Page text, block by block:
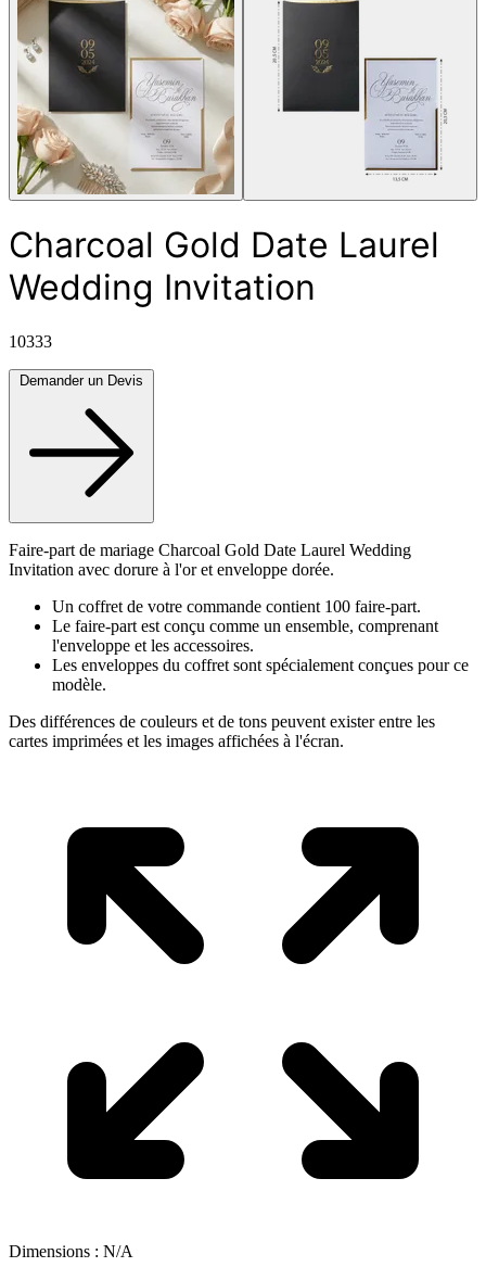
Charcoal Gold Date Laurel
Wedding Invitation
10333
Faire-part de mariage Charcoal Gold Date Laurel Wedding
Invitation avec dorure à l'or et enveloppe dorée.
Un coffret de votre commande contient 100 faire-part.
Le faire-part est conçu comme un ensemble, comprenant
l'enveloppe et les accessoires.
Les enveloppes du coffret sont spécialement conçues pour ce
modèle.
Des différences de couleurs et de tons peuvent exister entre les
cartes imprimées et les images affichées à l'écran.
Dimensions : N/A